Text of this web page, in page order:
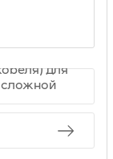
для
сложной